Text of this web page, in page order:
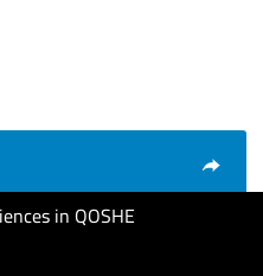
in QOSHE